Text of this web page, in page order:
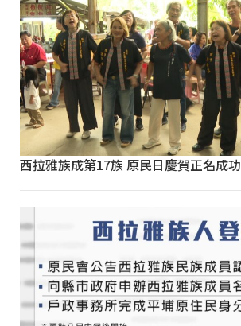
西拉雅族成第17族 原民日慶賀正名成功